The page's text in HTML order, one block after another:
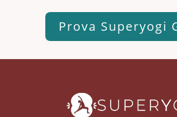
Prova Superyogi